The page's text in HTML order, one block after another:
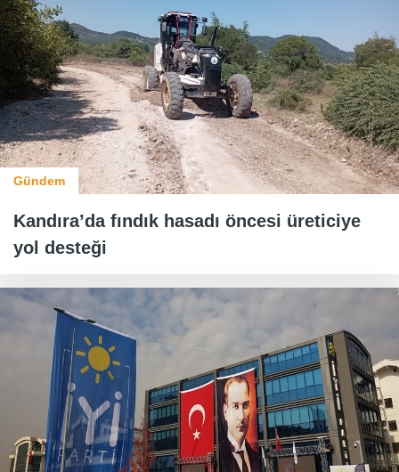
Gündem
Kandıra’da fındık hasadı öncesi üreticiye
yol desteği